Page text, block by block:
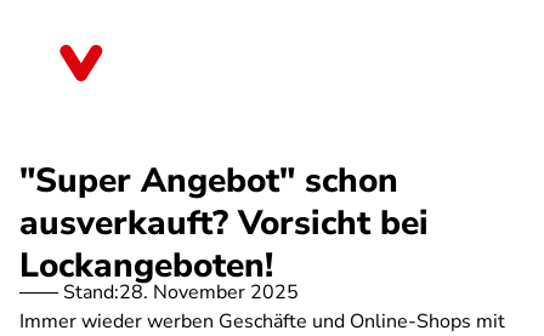
"Super Angebot" schon
ausverkauft? Vorsicht bei
Lockangeboten!
Stand:28. November 2025
Immer wieder werben Geschäfte und Online-Shops mit